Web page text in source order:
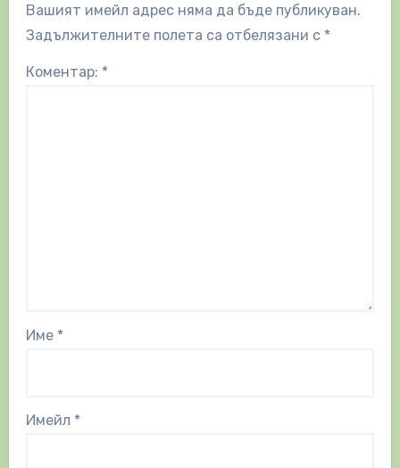
Вашият имейл адрес няма да бъде публикуван.
Задължителните полета са отбелязани с *
Коментар: *
Име *
Имейл *